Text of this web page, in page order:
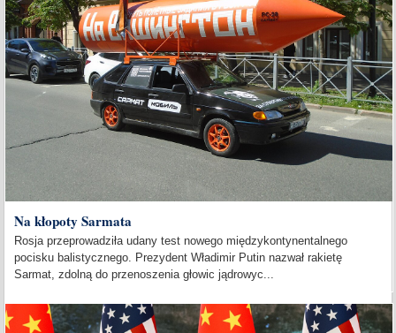
Na kłopoty Sarmata
Rosja przeprowadziła udany test nowego międzykontynentalnego
pocisku balistycznego. Prezydent Władimir Putin nazwał rakietę
Sarmat, zdolną do przenoszenia głowic jądrowyc...